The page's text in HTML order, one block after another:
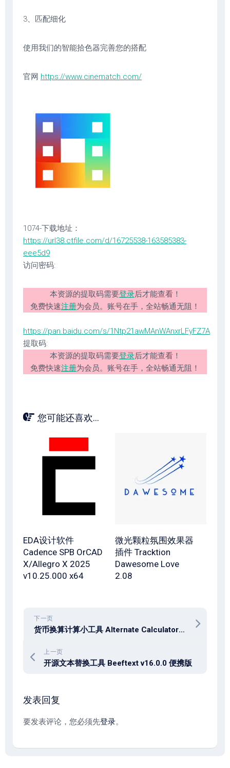
3、匹配细化
使用我们的智能拾色器完善您的搭配
官网 https://www.cinematch.com/
1074-下载地址：
https://url38.ctfile.com/d/16725538-163585383-
eee5d9
访问密码:
本资源的提取码需要登录后才能查看！
免费快速注册为会员。账号在手，全站畅通无阻！
https://pan.baidu.com/s/1Ntp21awMAnWAnxrLFyFZ7A
提取码:
本资源的提取码需要登录后才能查看！
免费快速注册为会员。账号在手，全站畅通无阻！
您可能还喜欢...
EDA设计软件
Cadence SPB OrCAD
X/Allegro X 2025
v10.25.000 x64
微光颗粒氛围效果器
插件 Tracktion
Dawesome Love
2.08
下一页
货币换算计算小工具 Alternate Calculator 3.940
上一页
开源文本替换工具 Beeftext v16.0.0 便携版
发表回复
要发表评论，您必须先登录。